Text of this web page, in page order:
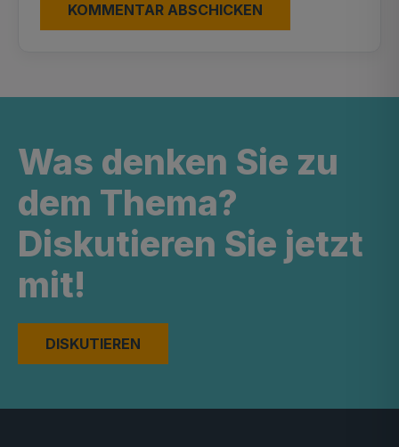
Was denken Sie zu
dem Thema?
Diskutieren Sie jetzt
mit!
DISKUTIEREN